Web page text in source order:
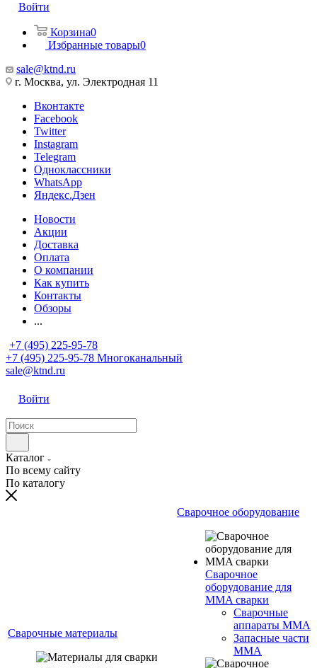
Войти
Корзина0
Избранные товары0
sale@ktnd.ru
г. Москва, ул. Электродная 11
Вконтакте
Facebook
Twitter
Instagram
Telegram
Одноклассники
WhatsApp
Яндекс.Дзен
Новости
Акции
Доставка
Оплата
О компании
Как купить
Контакты
Обзоры
...
+7 (495) 225-95-78
+7 (495) 225-95-78 Многоканальный
sale@ktnd.ru
Войти
Каталог
По всему сайту
По каталогу
Сварочные материалы
Сварочное оборудование
Сварочное
оборудование для
MMA сварки
Сварочные
аппараты MMA
Запасные части
MMA